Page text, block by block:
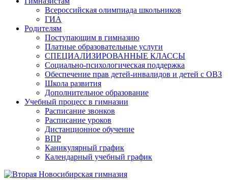
Всероссийская олимпиада школьников
ГИА
Родителям
Поступающим в гимназию
Платные образовательные услуги
СПЕЦИАЛИЗИРОВАННЫЕ КЛАССЫ
Социально-психологическая поддержка
Обеспечение прав детей-инвалидов и детей с ОВЗ
Школа развития
Дополнительное образование
Учебный процесс в гимназии
Расписание звонков
Расписание уроков
Дистанционное обучение
ВПР
Каникулярный график
Календарный учебный график